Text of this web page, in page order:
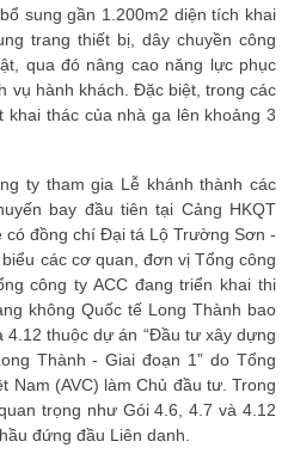
sung gần 1.200m2 diện tích khai
trang thiết bị, dây chuyền công
qua đó nâng cao năng lực phục
vụ hành khách. Đặc biệt, trong các
khai thác của nhà ga lên khoảng 3
ty tham gia Lễ khánh thành các
bay đầu tiên tại Cảng HKQT
có đồng chí Đại tá Lộ Trường Sơn -
các cơ quan, đơn vị Tổng công
công ty ACC đang triển khai thi
không Quốc tế Long Thành bao
thuộc dự án “Đầu tư xây dựng
Thành - Giai đoạn 1” do Tổng
Nam (AVC) làm Chủ đầu tư. Trong
trọng như Gói 4.6, 4.7 và 4.12
đứng đầu Liên danh.